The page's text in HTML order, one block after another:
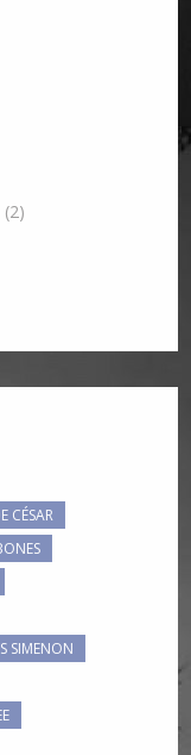
(2)
CÉSAR
SIMENON